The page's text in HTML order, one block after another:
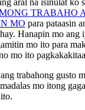
TRABAHO
MO para pataasin
Hanapin mo ang
mo ito para
mo ito
trabahong gusto
mo itong